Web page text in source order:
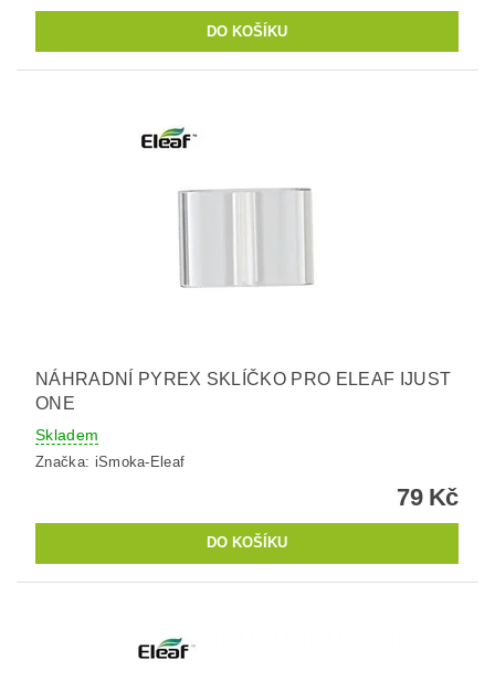
NÁHRADNÍ PYREX SKLÍČKO PRO ELEAF IJUST
ONE
Skladem
Značka: iSmoka-Eleaf
79 Kč